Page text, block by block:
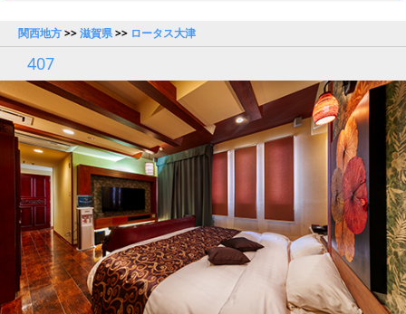
関西地方>>滋賀県>> ロータス大津
407